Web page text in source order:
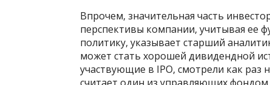
Впрочем, значительная часть
перспективы компании, учитывая ее
политику, указывает старший
может стать хорошей дивидендной
участвующие в IPO, смотрели как